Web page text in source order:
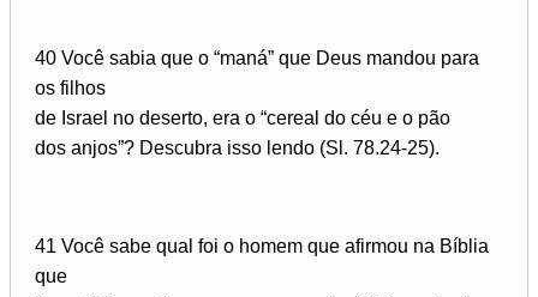
40 Você sabia que o “maná” que Deus mandou para
os filhos
de Israel no deserto, era o “cereal do céu e o pão
dos anjos”? Descubra isso lendo (Sl. 78.24-25).
41 Você sabe qual foi o homem que afirmou na Bíblia
que